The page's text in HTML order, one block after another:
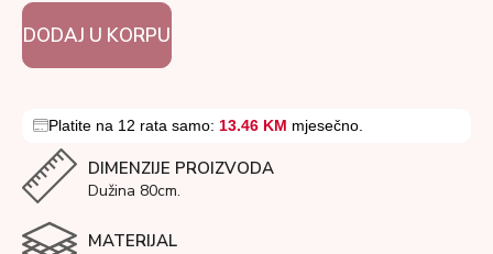
DODAJ U KORPU
Platite na 12 rata samo: 13.46 KM mjesečno.
DIMENZIJE PROIZVODA
Dužina 80cm.
MATERIJAL